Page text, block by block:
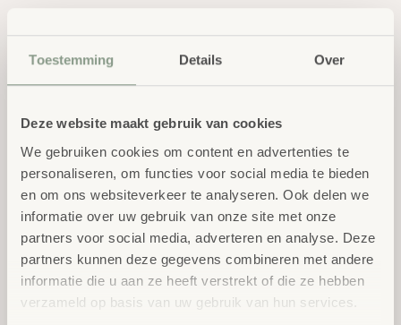
Toestemming Details Over
Deze website maakt gebruik van cookies
We gebruiken cookies om content en advertenties te
personaliseren, om functies voor social media te bieden
en om ons websiteverkeer te analyseren. Ook delen we
informatie over uw gebruik van onze site met onze
partners voor social media, adverteren en analyse. Deze
partners kunnen deze gegevens combineren met andere
informatie die u aan ze heeft verstrekt of die ze hebben
verzameld op basis van uw gebruik van hun services.
Houten wisserstrips
(navulling) 10 st
€13,25 excl.
BTW
Legamaster TZ8
bordreiniger 250ml
€16,60 excl.
BTW